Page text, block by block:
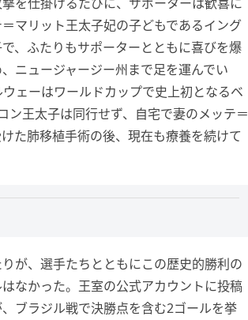
マリット王太子妃の子どもであるイング
、ふたりもサポーターとともに喜びを爆
ニュージャージー州まで足を運んでい
ェーはワールドカップで史上初となるベ
ン王太子は同行せず、自宅で妻のメッテ＝
た肺移植手術の後、現在も療養を続けて
が、選手たちとともにこの歴史的勝利の
なかった。王室の公式アカウントに投稿
ブラジル戦で決勝点を含む2ゴールを挙